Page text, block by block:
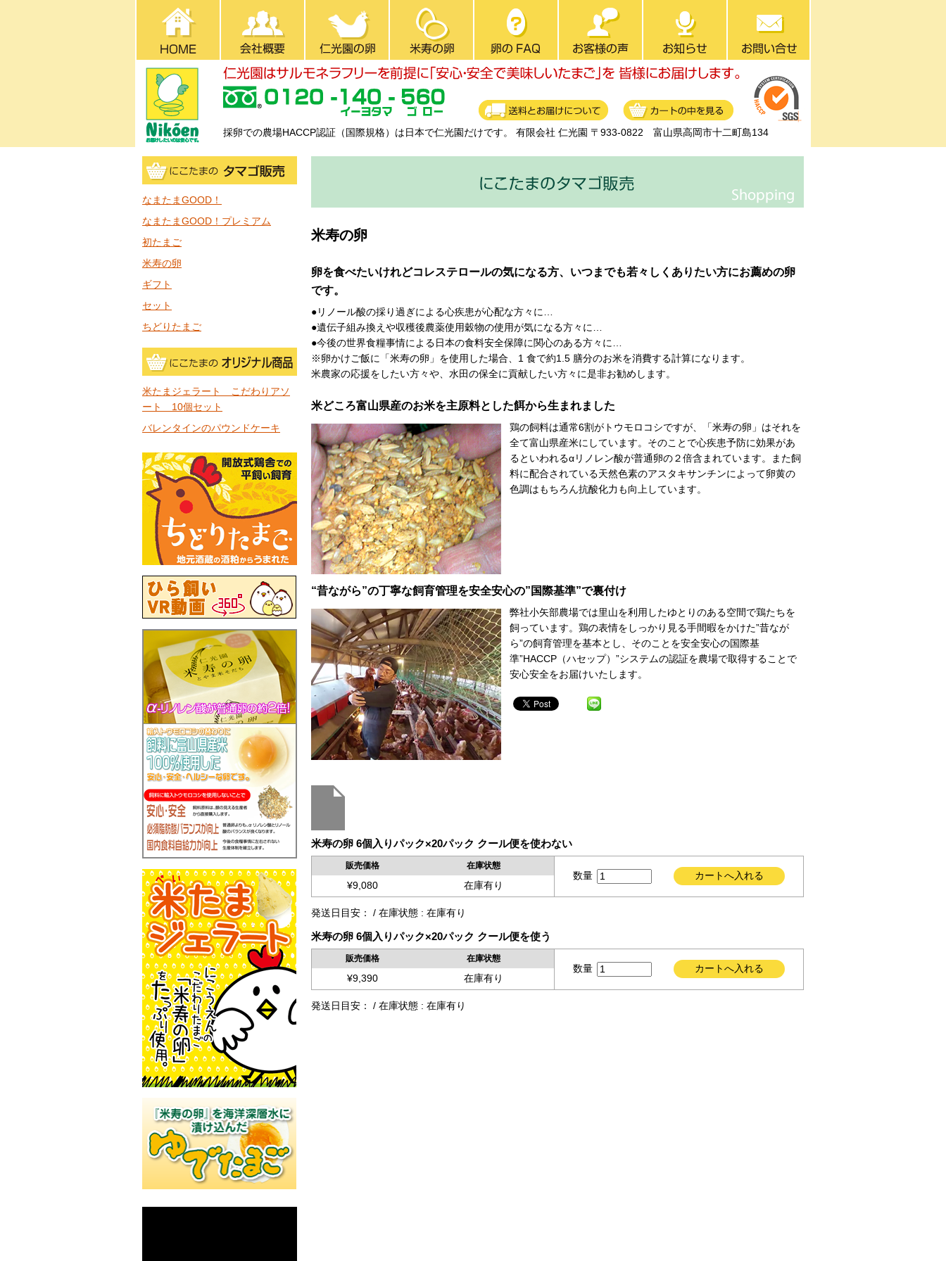
採卵での農場HACCP認証（国際規格）は日本で仁光園だけです。 有限会社 仁光園 〒933-0822 富山県高岡市十二町島134
なまたまGOOD！
なまたまGOOD！プレミアム
初たまご
米寿の卵
ギフト
セット
ちどりたまご
米たまジェラート こだわりアソ
ート 10個セット
バレンタインのパウンドケーキ
米寿の卵
卵を食べたいけれどコレステロールの気になる方、いつまでも若々しくありたい方にお薦めの卵
です。
●リノール酸の採り過ぎによる心疾患が心配な方々に…
●遺伝子組み換えや収穫後農薬使用穀物の使用が気になる方々に…
●今後の世界食糧事情による日本の食料安全保障に関心のある方々に…
※卵かけご飯に「米寿の卵」を使用した場合、1 食で約1.5 膳分のお米を消費する計算になります。
米農家の応援をしたい方々や、水田の保全に貢献したい方々に是非お勧めします。
米どころ富山県産のお米を主原料とした餌から生まれました
鶏の飼料は通常6割がトウモロコシですが、「米寿の卵」はそれを
全て富山県産米にしています。そのことで心疾患予防に効果があ
るといわれるαリノレン酸が普通卵の２倍含まれています。また飼
料に配合されている天然色素のアスタキサンチンによって卵黄の
色調はもちろん抗酸化力も向上しています。
“昔ながら”の丁寧な飼育管理を安全安心の”国際基準”で裏付け
弊社小矢部農場では里山を利用したゆとりのある空間で鶏たちを
飼っています。鶏の表情をしっかり見る手間暇をかけた”昔なが
ら”の飼育管理を基本とし、そのことを安全安心の国際基
準”HACCP（ハセップ）”システムの認証を農場で取得することで
安心安全をお届けいたします。
米寿の卵 6個入りパック×20パック クール便を使わない
販売価格 在庫状態
数量
¥9,080
在庫有り
発送日目安： / 在庫状態 : 在庫有り
米寿の卵 6個入りパック×20パック クール便を使う
販売価格 在庫状態
数量
¥9,390
在庫有り
発送日目安： / 在庫状態 : 在庫有り